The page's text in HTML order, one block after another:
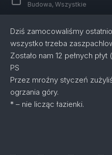
Budowa, Wszystkie
Dziś zamocowaliśmy
wszystko trzeba
Zostało nam 12 pełnych
PS
Przez mroźny styczeń
ogrzania góry.
* – nie licząc łazienki.